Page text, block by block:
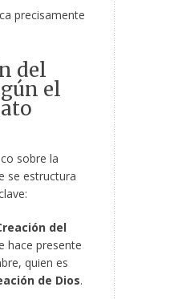
precisamente
del
el
sobre la
se estructura
del
hace presente
quien es
de Dios.